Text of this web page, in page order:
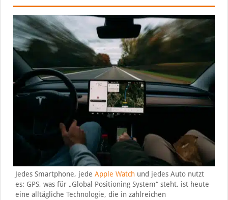
Jedes Smartphone, jede Apple Watchund jedes Auto nutzt
es: GPS, was für „Global Positioning System“ steht, ist heute
eine alltägliche Technologie, die in zahlreichen